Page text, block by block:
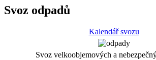
Svoz odpadů
Kalendář svozu
Svoz velkoobjemových a